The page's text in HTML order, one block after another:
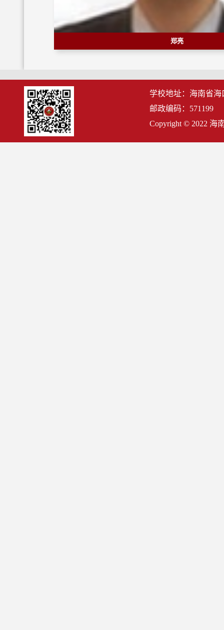
郑亮
学校地址：海南省
邮政编码：571199
Copyright © 2022 海